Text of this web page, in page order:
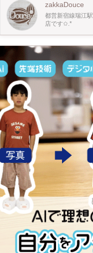
zakkaDouce
都営新宿線瑞江
店です✩.*